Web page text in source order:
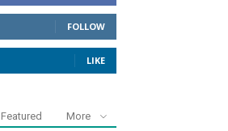
FOLLOW
LIKE
Featured More